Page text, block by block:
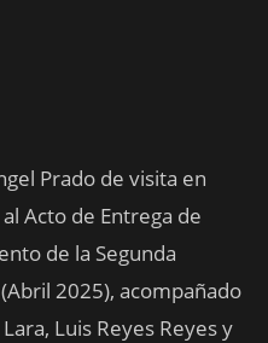
Prado de visita en
Acto de Entrega de
de la Segunda
2025), acompañado
Luis Reyes Reyes y